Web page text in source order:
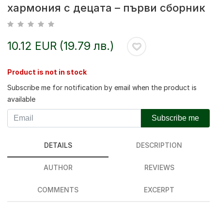
хармония с децата – първи сборник
10.12 EUR (19.79 лв.)
Product is not in stock
Subscribe me for notification by email when the product is
available
Subscribe me
DETAILS DESCRIPTION
AUTHOR REVIEWS
COMMENTS EXCERPT